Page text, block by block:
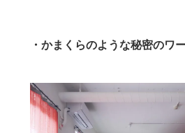
・かまくらのような秘密のワ